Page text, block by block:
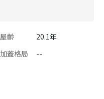
屋齡
20.1年
加蓋格局
--